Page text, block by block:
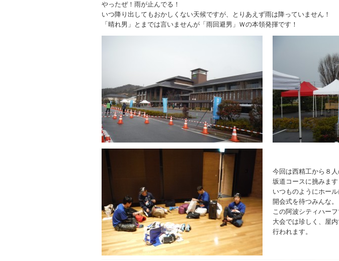
やったぜ！雨が止んでる！
いつ降り出してもおかしくない天候ですが、とりあえず雨は降っていません！
「晴れ男」とまでは言いませんが「雨回避男」Ｗの本領発揮です！
今回は西精工から８
坂道コースに挑みます
いつものようにホール
開会式を待つみんな。
この阿波シティハー
大会では珍しく、屋
行われます。